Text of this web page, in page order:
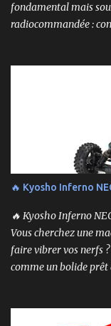
fondamental mais
radiocommandée :
🔥 Kyosho Inferno
🔥 Kyosho Inferno
Vous cherchez une
faire vibrer vos nerfs
comme un bolide prêt
de boîte. 🏆 Héritage